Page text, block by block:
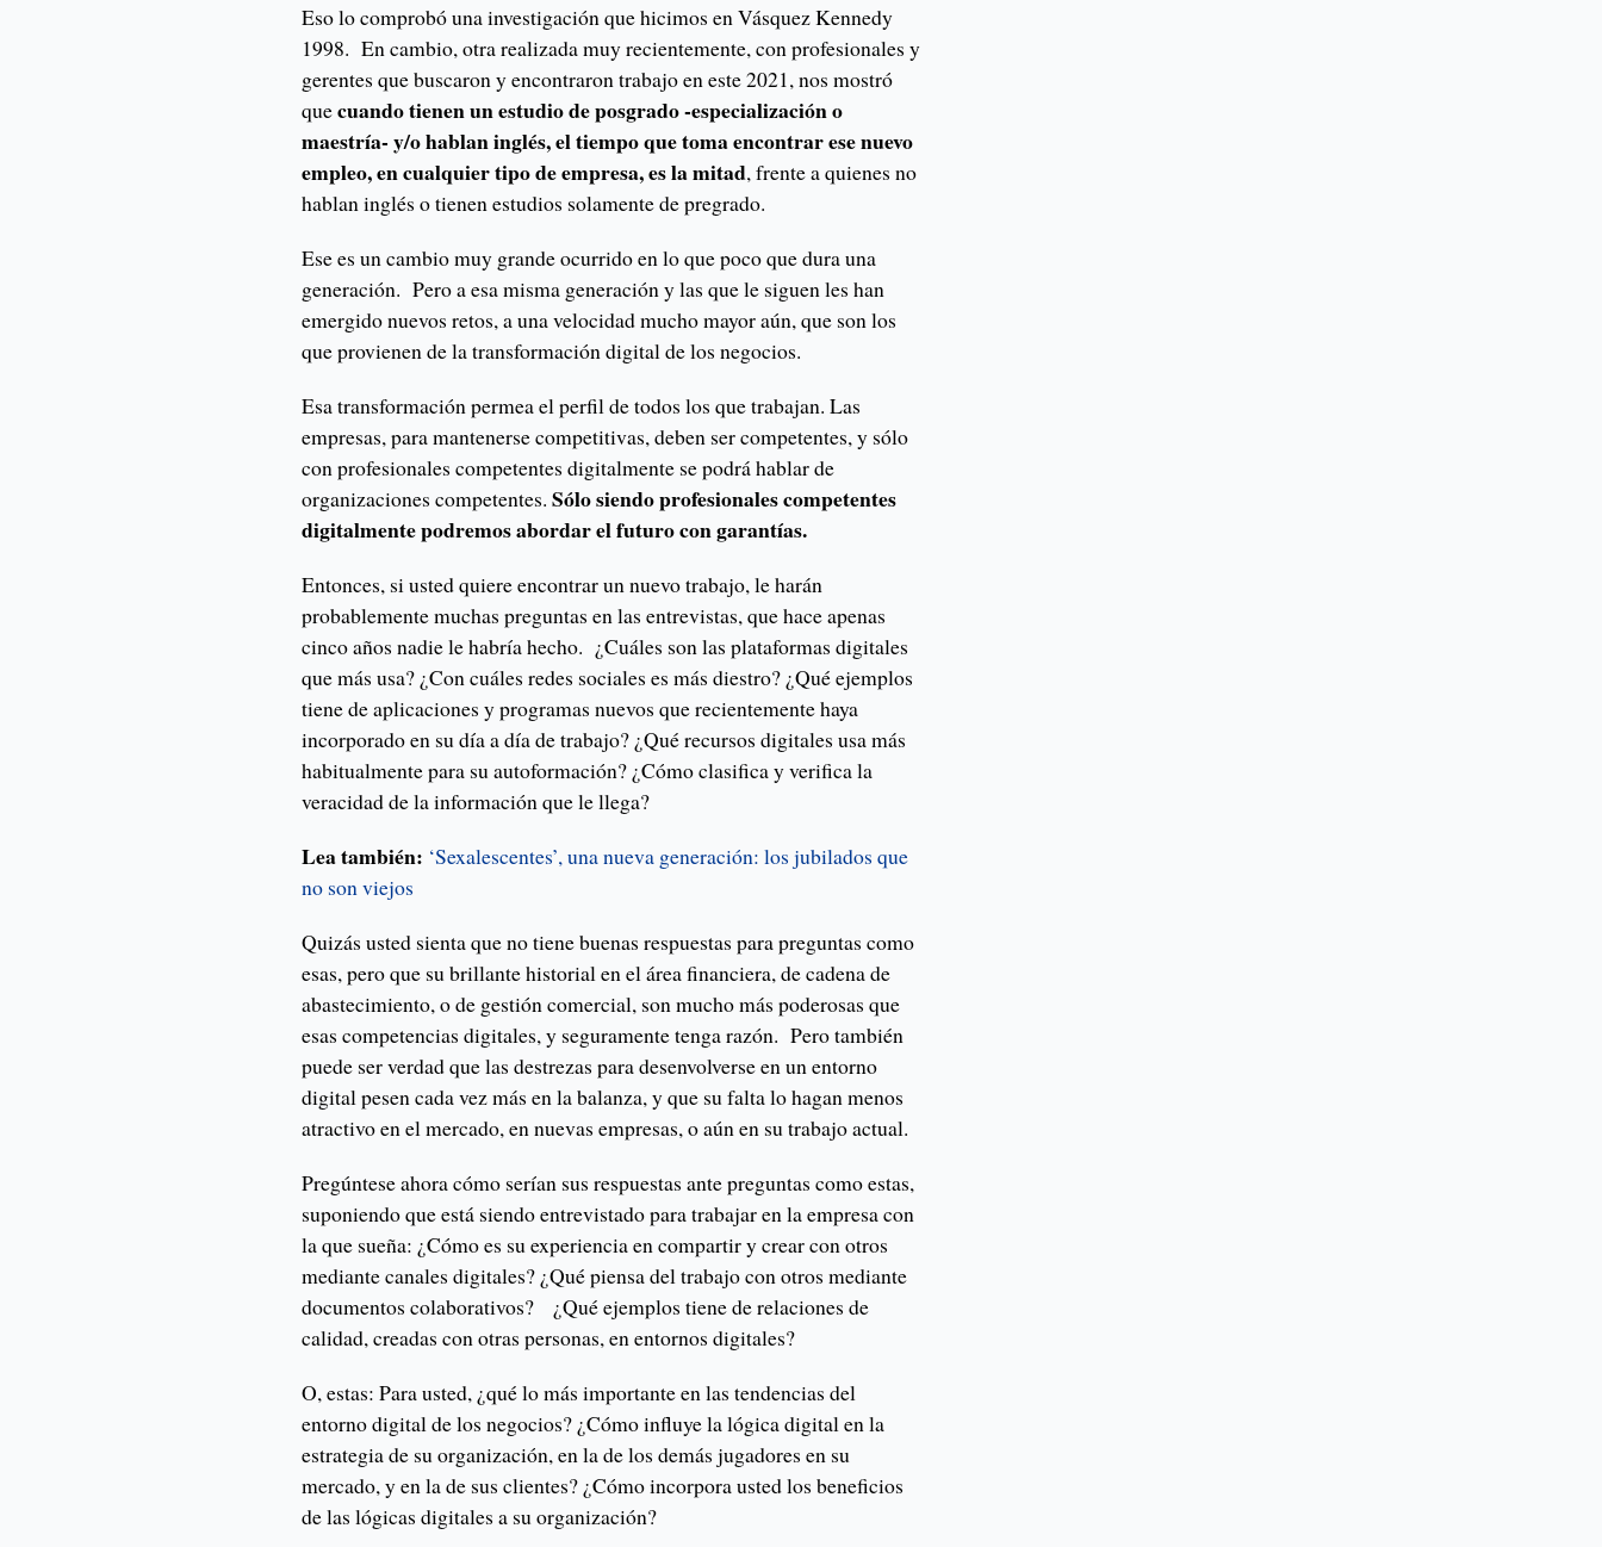
Eso lo comprobó una investigación que hicimos en Vásquez Kennedy
1998. En cambio, otra realizada muy recientemente, con profesionales y
gerentes que buscaron y encontraron trabajo en este 2021, nos mostró
quecuando tienen un estudio de posgrado -especialización o
maestría- y/o hablan inglés, el tiempo que toma encontrar ese nuevo
empleo, en cualquier tipo de empresa, es la mitad, frente a quienes no
hablan inglés o tienen estudios solamente de pregrado.
Ese es un cambio muy grande ocurrido en lo que poco que dura una
generación. Pero a esa misma generación y las que le siguen les han
emergido nuevos retos, a una velocidad mucho mayor aún, que son los
que provienen de la transformación digital de los negocios.
Esa transformación permea el perfil de todos los que trabajan. Las
empresas, para mantenerse competitivas, deben ser competentes, y sólo
con profesionales competentes digitalmente se podrá hablar de
organizaciones competentes.Sólo siendo profesionales competentes
digitalmente podremos abordar el futuro con garantías.
Entonces, si usted quiere encontrar un nuevo trabajo, le harán
probablemente muchas preguntas en las entrevistas, que hace apenas
cinco años nadie le habría hecho. ¿Cuáles son las plataformas digitales
que más usa? ¿Con cuáles redes sociales es más diestro? ¿Qué ejemplos
tiene de aplicaciones y programas nuevos que recientemente haya
incorporado en su día a día de trabajo? ¿Qué recursos digitales usa más
habitualmente para su autoformación? ¿Cómo clasifica y verifica la
veracidad de la información que le llega?
Lea también: ‘Sexalescentes’, una nueva generación: los jubilados que
no son viejos
Quizás usted sienta que no tiene buenas respuestas para preguntas como
esas, pero que su brillante historial en el área financiera, de cadena de
abastecimiento, o de gestión comercial, son mucho más poderosas que
esas competencias digitales, y seguramente tenga razón. Pero también
puede ser verdad que las destrezas para desenvolverse en un entorno
digital pesen cada vez más en la balanza, y que su falta lo hagan menos
atractivo en el mercado, en nuevas empresas, o aún en su trabajo actual.
Pregúntese ahora cómo serían sus respuestas ante preguntas como estas,
suponiendo que está siendo entrevistado para trabajar en la empresa con
la que sueña: ¿Cómo es su experiencia en compartir y crear con otros
mediante canales digitales? ¿Qué piensa del trabajo con otros mediante
documentos colaborativos? ¿Qué ejemplos tiene de relaciones de
calidad, creadas con otras personas, en entornos digitales?
O, estas: Para usted, ¿qué lo más importante en las tendencias del
entorno digital de los negocios? ¿Cómo influye la lógica digital en la
estrategia de su organización, en la de los demás jugadores en su
mercado, y en la de sus clientes? ¿Cómo incorpora usted los beneficios
de las lógicas digitales a su organización?